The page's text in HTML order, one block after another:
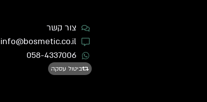
צור קשר
info@bosmetic.co.il
058-4337006
ביטול עסקה